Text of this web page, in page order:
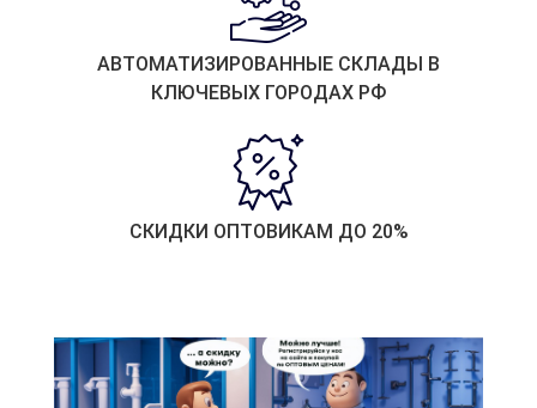
АВТОМАТИЗИРОВАННЫЕ СКЛАДЫ В
КЛЮЧЕВЫХ ГОРОДАХ РФ
СКИДКИ ОПТОВИКАМ ДО 20%